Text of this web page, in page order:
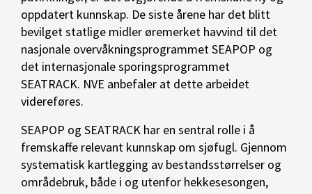
oppdatert kunnskap. De siste årene har det blitt
bevilget statlige midler øremerket havvind til det
nasjonale overvåkningsprogrammet SEAPOP og
det internasjonale sporingsprogrammet
SEATRACK. NVE anbefaler at dette arbeidet
videreføres.
SEAPOP og SEATRACK har en sentral rolle i å
fremskaffe relevant kunnskap om sjøfugl. Gjennom
systematisk kartlegging av bestandsstørrelser og
områdebruk, både i og utenfor hekkesesongen,